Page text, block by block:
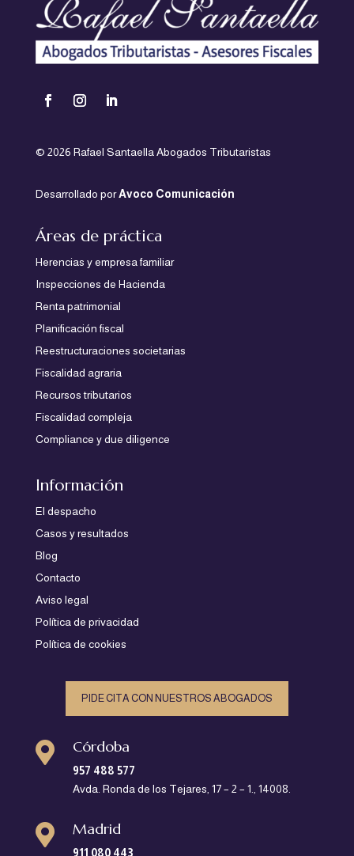
© 2026 Rafael Santaella Abogados Tributaristas
Desarrollado porAvoco Comunicación
Áreas de práctica
Herencias y empresa familiar
Inspecciones de Hacienda
Renta patrimonial
Planificación fiscal
Reestructuraciones societarias
Fiscalidad agraria
Recursos tributarios
Fiscalidad compleja
Compliance y due diligence
Información
El despacho
Casos y resultados
Blog
Contacto
Aviso legal
Política de privacidad
Política de cookies
PIDE CITA CON NUESTROS ABOGADOS
 Córdoba
957 488 577
Avda. Ronda de los Tejares, 17 – 2 – 1., 14008.
 Madrid
911 080 443